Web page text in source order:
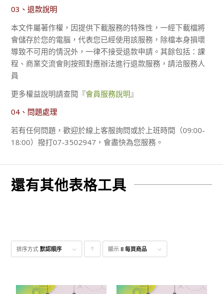
03、退款說明
本文件屬著作權，因提供下載服務的特殊性，一經下載檔將
會儲存於您的電腦，代表您已經使用該服務，除檔本身損壞
導致不可用的情況外，一律不接受退款申請。其餘包括：課
程、商業交流會則按照對應辦法進行退款服務，請洽服務人
員
更多權益說明請查閱『會員服務說明 』
04、問題處理
若有任何問題，歡迎於線上客服詢問或於上班時間（09:00-
18:00）撥打07-3502947，會盡快為您服務。
還有其他表格工具
排序方式默認順序 點
顯示8 每頁商品